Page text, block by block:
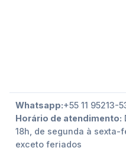
Whatsapp:+55 11 95213-
Horário de atendimento:
18h, de segunda à sexta-
exceto feriados